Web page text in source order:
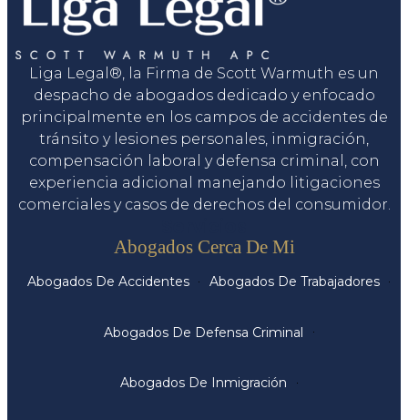
Liga Legal®, la Firma de Scott Warmuth es un
despacho de abogados dedicado y enfocado
principalmente en los campos de accidentes de
tránsito y lesiones personales, inmigración,
compensación laboral y defensa criminal, con
experiencia adicional manejando litigaciones
comerciales y casos de derechos del consumidor.
Abogados Cerca De Mi
Abogados De Accidentes Abogados De Trabajadores
Abogados De Defensa Criminal
Abogados De Inmigración